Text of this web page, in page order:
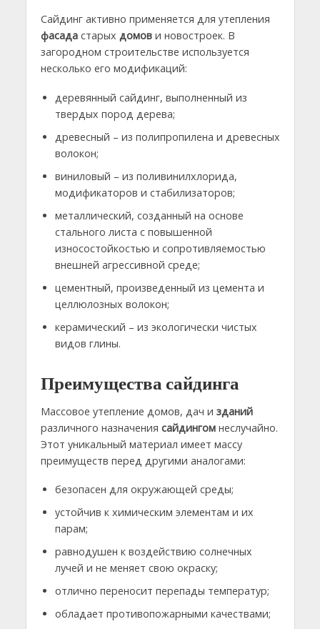
Сайдинг активно применяется для утепления
фасадастарых домов и новостроек. В
загородном строительстве используется
несколько его модификаций:
деревянный сайдинг, выполненный из
твердых пород дерева;
древесный – из полипропилена и древесных
волокон;
виниловый – из поливинилхлорида,
модификаторов и стабилизаторов;
металлический, созданный на основе
стального листа с повышенной
износостойкостью и сопротивляемостью
внешней агрессивной среде;
цементный, произведенный из цемента и
целлюлозных волокон;
керамический – из экологически чистых
видов глины.
Преимущества сайдинга
Массовое утепление домов, дач и зданий
различного назначения сайдингомнеслучайно.
Этот уникальный материал имеет массу
преимуществ перед другими аналогами:
безопасен для окружающей среды;
устойчив к химическим элементам и их
парам;
равнодушен к воздействию солнечных
лучей и не меняет свою окраску;
отлично переносит перепады температур;
обладает противопожарными качествами;